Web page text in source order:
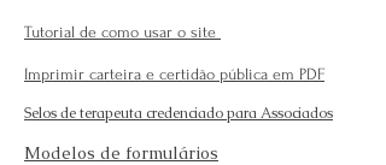
Tutorial de como usar o site
Imprimir carteira e certidão pública em PDF
Selos de terapeuta credenciado para Associados
Modelos de formulários